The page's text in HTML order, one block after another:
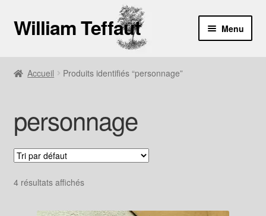
Aller
à
navigation
Aller
au
William Teffaut Menu
Contact
Accueil Produits identifiés “personnage”
personnage
4 résultats affichés